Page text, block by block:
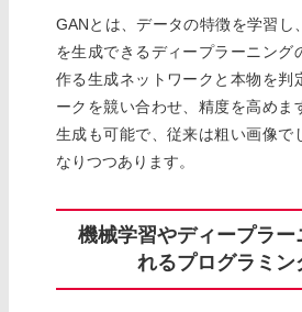
GANとは、データの特徴を学習し
を生成できるディープラーニング
作る生成ネットワークと本物を判
ークを競い合わせ、精度を高めま
生成も可能で、従来は粗い画像で
なりつつあります。
機械学習やディープラー
れるプログラミン